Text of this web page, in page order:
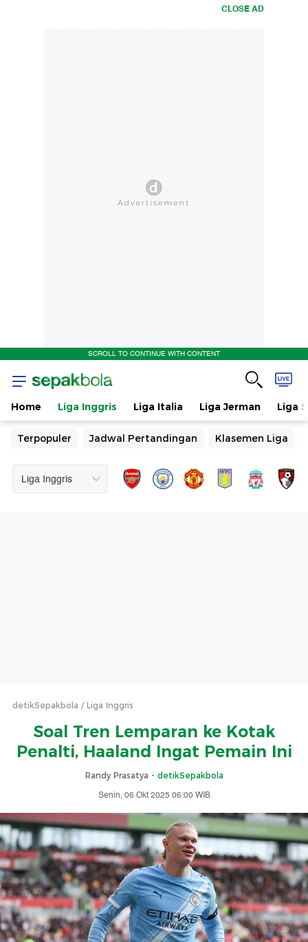
CLOSE AD
SCROLL TO CONTINUE WITH CONTENT
Home Liga Inggris Liga Italia Liga Jerman Liga
Terpopuler Jadwal Pertandingan Klasemen Liga
detikSepakbola Liga Inggris
Soal Tren Lemparan ke Kotak
Penalti, Haaland Ingat Pemain Ini
Randy Prasatya - detikSepakbola
Senin, 06 Okt 2025 06:00 WIB